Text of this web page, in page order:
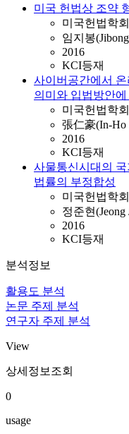
미국 헌법상 조약
미국헌법학회
임지봉
2016
KCI등재
사이버공간에서
의미와 입법방안
미국헌법학회
張仁豪(In-Ho
2016
KCI등재
사물통신시대의
법률의 부정합성
미국헌법학회
정준현(Jeong
2016
KCI등재
분석정보
활용도 분석
논문 주제 분석
연구자 주제 분석
View
상세정보조회
0
usage